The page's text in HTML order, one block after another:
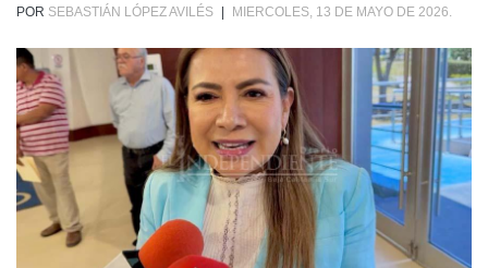
POR SEBASTIÁN LÓPEZ AVILÉS MIERCOLES, 13 DE MAYO DE 2026.